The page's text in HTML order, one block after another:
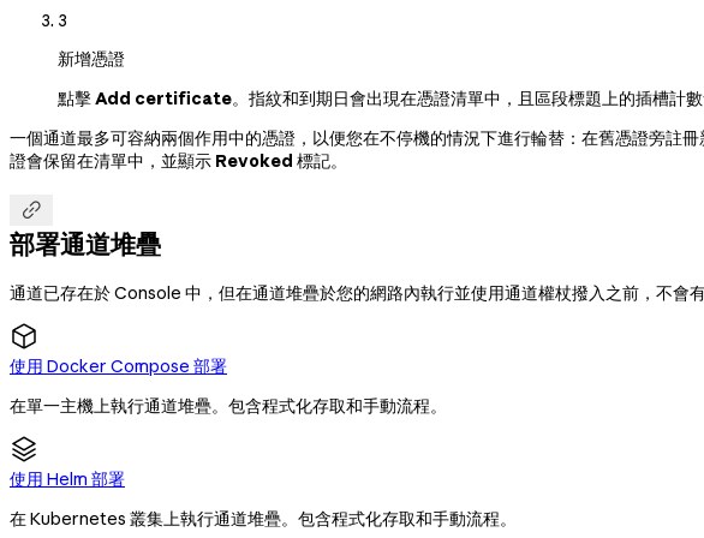
3
新增憑證
點擊Add certificate。指紋和到期日會出現在憑證清單中，且區段標題上的插槽計數
一個通道最多可容納兩個作用中的憑證，以便您在不停機的情況下進行輪替：在舊憑證旁註
證會保留在清單中，並顯示 Revoked 標記。

部署通道堆疊
通道已存在於 Console 中，但在通道堆疊於您的網路內執行並使用通道權杖撥入之前，不會
使用 Docker Compose 部署
在單一主機上執行通道堆疊。包含程式化存取和手動流程。
使用 Helm 部署
在 Kubernetes 叢集上執行通道堆疊。包含程式化存取和手動流程。